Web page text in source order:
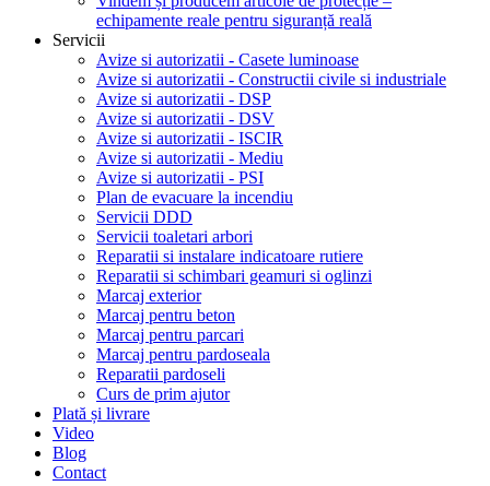
echipamente reale pentru siguranță reală
Servicii
Avize si autorizatii - Casete luminoase
Avize si autorizatii - Constructii civile si industriale
Avize si autorizatii - DSP
Avize si autorizatii - DSV
Avize si autorizatii - ISCIR
Avize si autorizatii - Mediu
Avize si autorizatii - PSI
Plan de evacuare la incendiu
Servicii DDD
Servicii toaletari arbori
Reparatii si instalare indicatoare rutiere
Reparatii si schimbari geamuri si oglinzi
Marcaj exterior
Marcaj pentru beton
Marcaj pentru parcari
Marcaj pentru pardoseala
Reparatii pardoseli
Curs de prim ajutor
Plată și livrare
Video
Blog
Contact